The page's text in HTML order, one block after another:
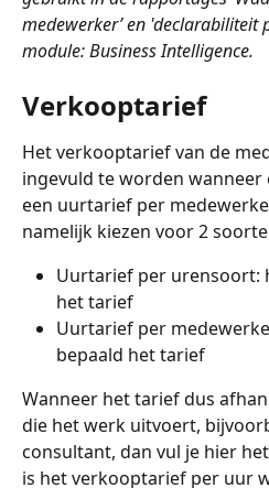
medewerker’ en 'declarabiliteit
module: Business Intelligence.
Verkooptarief
Het verkooptarief van de
ingevuld te worden
een uurtarief per
namelijk kiezen voor 2
Uurtarief per urensoort:
het tarief
Uurtarief per
bepaald het tarief
Wanneer het tarief dus
die het werk uitvoert,
consultant, dan vul je hier
is het verkooptarief per uur